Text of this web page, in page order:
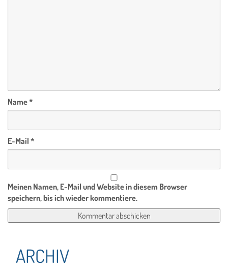
Name*
E-Mail *
Meinen Namen, E-Mail und Website in diesem Browser
speichern, bis ich wieder kommentiere.
ARCHIV